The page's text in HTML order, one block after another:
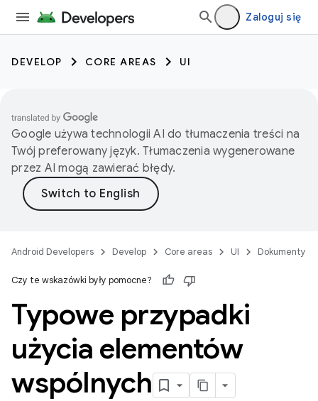
Zaloguj się
DEVELOP CORE AREAS UI
Google używa technologii AI do tłumaczenia treści na
Twój preferowany język. Tłumaczenia wygenerowane
przez AI mogą zawierać błędy.
Android Developers Develop Core areas UI Dokumenty
Czy te wskazówki były pomocne?
Typowe przypadki
użycia elementów
wspólnych